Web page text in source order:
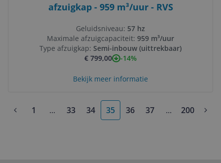
afzuigkap - 959 m³/uur - RVS
Geluidsniveau: 57 hz
Maximale afzuigcapaciteit: 959 m³/uur
Type afzuigkap: Semi-inbouw (uittrekbaar)
€ 799,00
-14%
Bekijk meer informatie
1 ...More pages
33 34 35 36 37 ...More pages
200